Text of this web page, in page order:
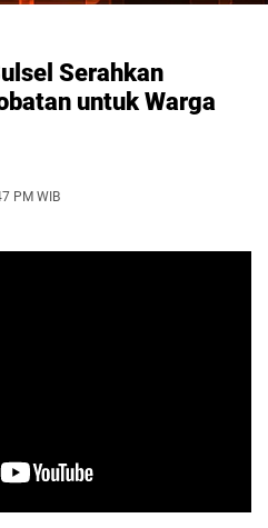
Serahkan
untuk Warga
PM WIB